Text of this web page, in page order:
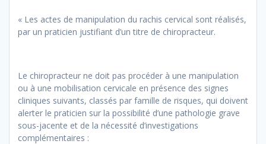
« Les actes de manipulation du rachis cervical sont réalisés,
par un praticien justifiant d’un titre de chiropracteur.
Le chiropracteur ne doit pas procéder à une manipulation
ou à une mobilisation cervicale en présence des signes
cliniques suivants, classés par famille de risques, qui doivent
alerter le praticien sur la possibilité d’une pathologie grave
sous-jacente et de la nécessité d’investigations
complémentaires :